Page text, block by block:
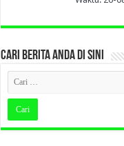
CARI BERITA ANDA DI SINI